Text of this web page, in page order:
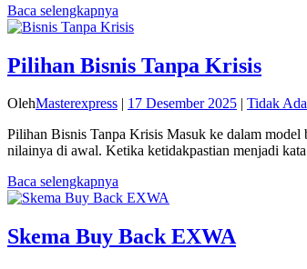
Baca selengkapnya
Pilihan Bisnis Tanpa Krisis
OlehMasterexpress | 17 Desember 2025 | Tidak
Pilihan Bisnis Tanpa Krisis Masuk ke dalam model
nilainya di awal. Ketika ketidakpastian menjadi
Baca selengkapnya
Skema Buy Back EXWA